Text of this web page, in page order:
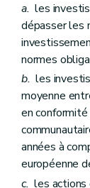
a. les
dépasser les
normes
b. les
moyenne
en
années à
européenne
c. les actions